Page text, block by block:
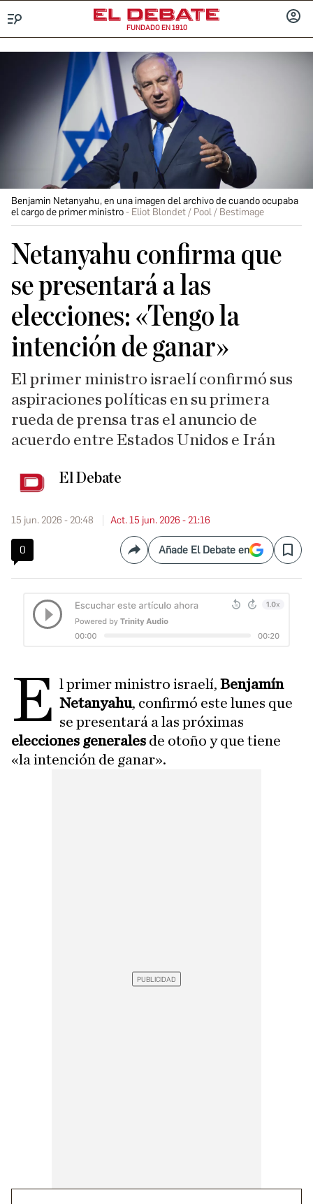
FUNDADO EN 1910
Benjamin Netanyahu, en una imagen del archivo de cuando ocupaba
el cargo de primer ministro
Eliot Blondet / Pool / Bestimage
Netanyahu confirma que
se presentará a las
elecciones: «Tengo la
intención de ganar»
El primer ministro israelí confirmó sus
aspiraciones políticas en su primera
rueda de prensa tras el anuncio de
acuerdo entre Estados Unidos e Irán
El Debate
15 jun. 2026 - 20:48 Act. 15 jun. 2026 - 21:16
0 CompartirAñade El Debate en Save
E l primer ministro israelí,Benjamín
Netanyahu, confirmó este lunes que
se presentará a las próximas
elecciones generales de otoño y que tiene
«la intención de ganar».